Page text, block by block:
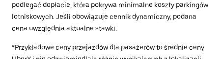
podlegać dopłacie, która pokrywa minimalne koszty parkingów
lotniskowych. Jeśli obowiązuje cennik dynamiczny, podana
cena uwzględnia aktualne stawki.
*Przykładowe ceny przejazdów dla pasażerów to średnie ceny